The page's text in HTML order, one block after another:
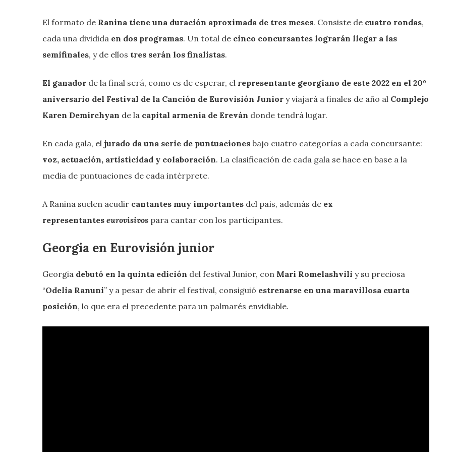
El formato de Ranina tiene una duración aproximada de tres meses. Consiste de cuatro rondas,
cada una dividida en dos programas. Un total de cinco concursantes lograrán llegar a las
semifinales, y de ellos tres serán los finalistas.
El ganador de la final será, como es de esperar, el representante georgiano de este 2022 en el 20º
aniversario del Festival de la Canción de Eurovisión Junior y viajará a finales de año al Complejo
Karen Demirchyan de la capital armenia de Ereván donde tendrá lugar.
En cada gala, el jurado da una serie de puntuaciones bajo cuatro categorías a cada concursante:
voz, actuación, artisticidad y colaboración. La clasificación de cada gala se hace en base a la
media de puntuaciones de cada intérprete.
A Ranina suelen acudir cantantes muy importantes del país, además de ex
representantes eurovisivos para cantar con los participantes.
Georgia en Eurovisión junior
Georgia debutó en la quinta edición del festival Junior, con Mari Romelashvili y su preciosa
“Odelia Ranuni” y a pesar de abrir el festival, consiguió estrenarse en una maravillosa cuarta
posición, lo que era el precedente para un palmarés envidiable.